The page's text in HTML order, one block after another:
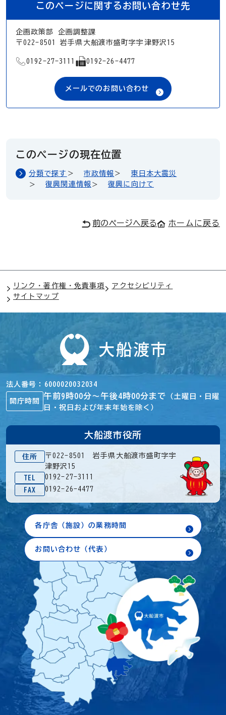
このページに関するお問い合わせ先
企画政策部 企画調整課
〒022-8501 岩手県大船渡市盛町字宇津野沢15
TEL
0192-27-3111 FAX
0192-26-4477
メールでのお問い合わせ
このページの現在位置
分類で探す 市政情報
東日本大震災
復興関連情報
復興に向けて
前のページへ戻る ホームに戻る
リンク・著作権・免責事項
アクセシビリティ
サイトマップ
法人番号 6000020032034
開庁時間
午前9時00分～午後4時00分まで
（土曜日・日曜
日・祝日および年末年始を除く）
大船渡市役所
住所
〒022-8501 岩手県大船渡市盛町字宇
津野沢15
TEL
0192-27-3111
FAX
0192-26-4477
各庁舎（施設）の業務時間
お問い合わせ（代表）